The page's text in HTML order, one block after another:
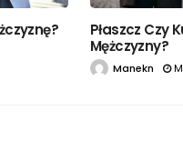
Płaszcz Czy
Mężczyzny?
Manekn